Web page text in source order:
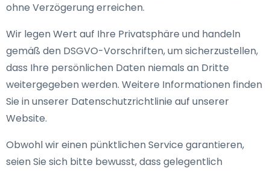
ohne Verzögerung erreichen.
Wir legen Wert auf Ihre Privatsphäre und handeln
gemäß den DSGVO-Vorschriften, um sicherzustellen,
dass Ihre persönlichen Daten niemals an Dritte
weitergegeben werden. Weitere Informationen finden
Sie in unserer Datenschutzrichtlinie auf unserer
Website.
Obwohl wir einen pünktlichen Service garantieren,
seien Sie sich bitte bewusst, dass gelegentlich